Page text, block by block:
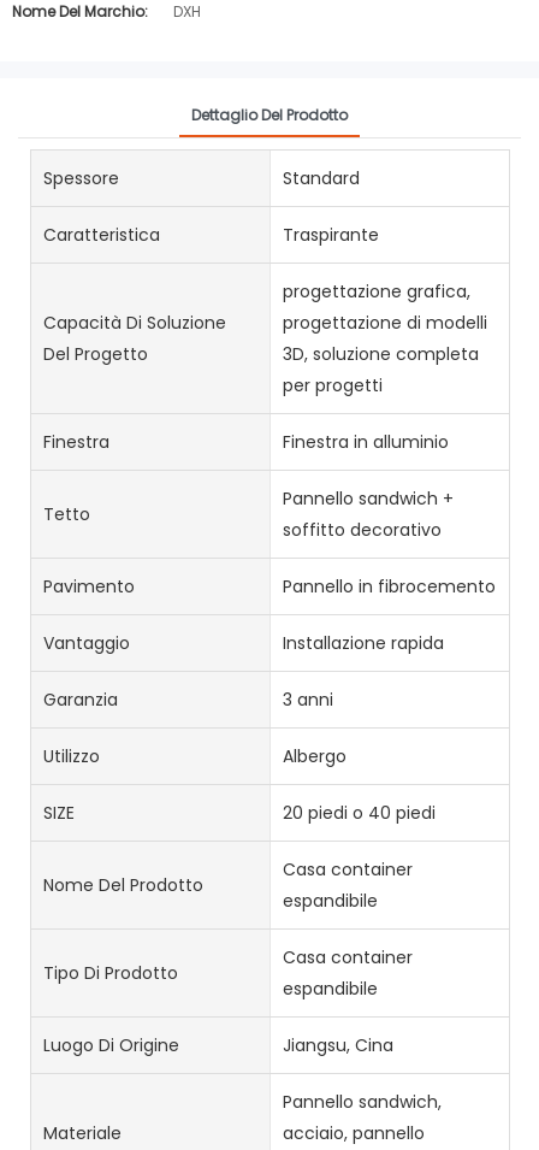
Nome Del Marchio:
DXH
Dettaglio Del Prodotto
Spessore Standard
Caratteristica Traspirante
Capacità Di Soluzione
Del Progetto
progettazione grafica,
progettazione di modelli
3D, soluzione completa
per progetti
Finestra Finestra in alluminio
Tetto
Pannello sandwich +
soffitto decorativo
Pavimento Pannello in fibrocemento
Vantaggio Installazione rapida
Garanzia 3 anni
Utilizzo Albergo
SIZE 20 piedi o 40 piedi
Nome Del Prodotto
Casa container
espandibile
Tipo Di Prodotto
Casa container
espandibile
Luogo Di Origine Jiangsu, Cina
Materiale
Pannello sandwich,
acciaio, pannello